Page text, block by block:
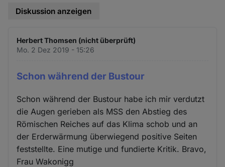
Diskussion anzeigen
Herbert Thomsen (nicht überprüft)
Mo. 2 Dez 2019 - 15:26
Schon während der Bustour
Schon während der Bustour habe ich mir verdutzt
die Augen gerieben als MSS den Abstieg des
Römischen Reiches auf das Klima schob und an
der Erderwärmung überwiegend positive Seiten
feststellte. Eine mutige und fundierte Kritik. Bravo,
Frau Wakonigg